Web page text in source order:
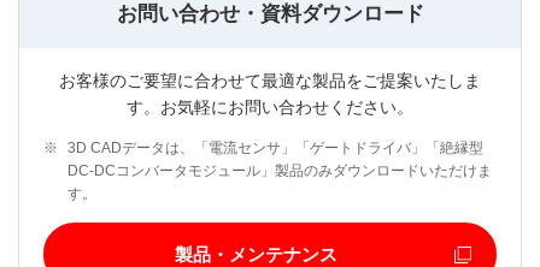
お問い合わせ・資料ダウンロード
お客様のご要望に合わせて最適な製品をご提案いたしま
す。お気軽にお問い合わせください。
※
3D CADデータは、「電流センサ」「ゲートドライバ」「絶縁型
DC-DCコンバータモジュール」製品のみダウンロードいただけま
す。
製品・メンテナンス